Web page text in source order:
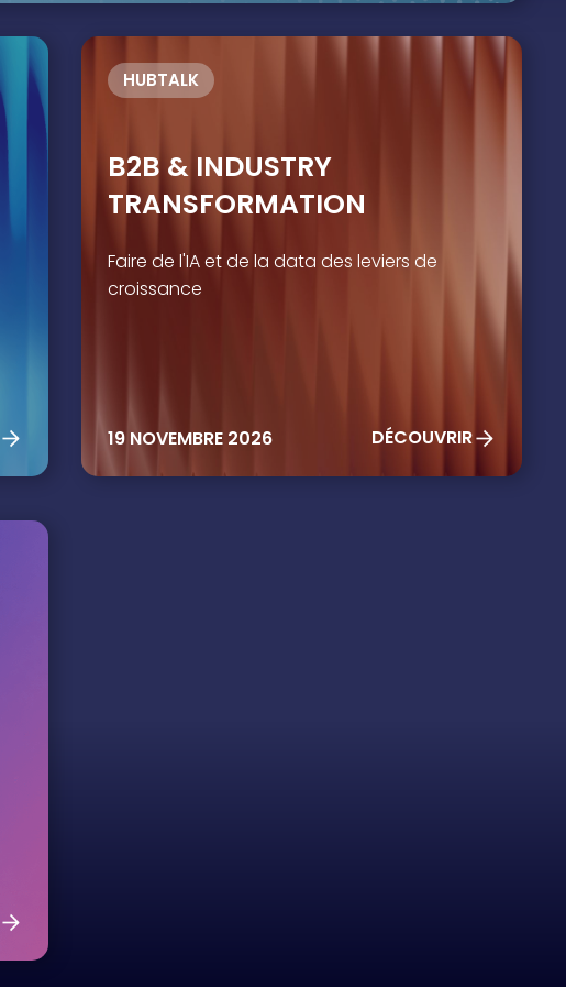
HUBTALK
B2B & INDUSTRY
TRANSFORMATION
Faire de l'IA et de la data des leviers de
croissance
19 NOVEMBRE 2026 DÉCOUVRIR